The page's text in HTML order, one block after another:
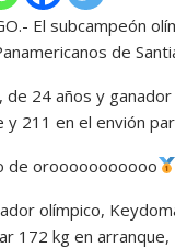
El subcampeón
de
de 24 años y
y 211 en el envión
de orooooooooooo
olímpico,
172 kg en